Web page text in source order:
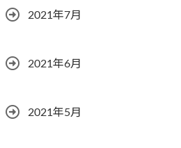
2021年7月
2021年6月
2021年5月